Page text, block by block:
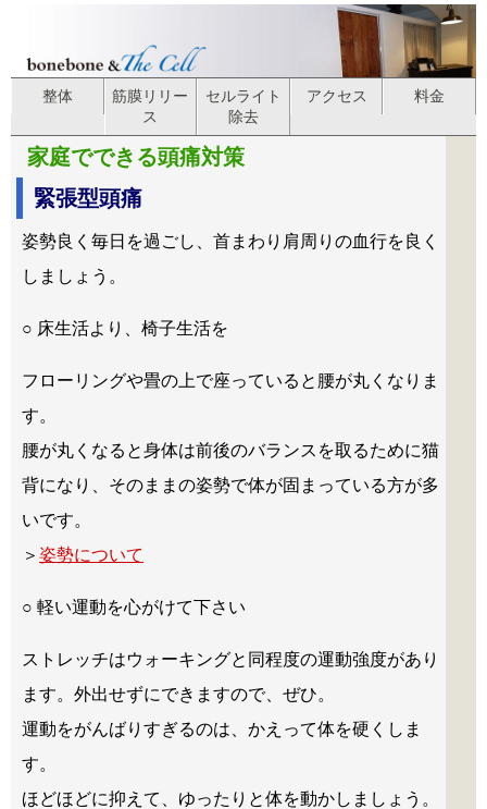
整体
筋膜リリー
ス
セルライト
除去
アクセス 料金
家庭でできる頭痛対策
緊張型頭痛
姿勢良く毎日を過ごし、首まわり肩周りの血行を良く
しましょう。
○ 床生活より、椅子生活を
フローリングや畳の上で座っていると腰が丸くなりま
す。
腰が丸くなると身体は前後のバランスを取るために猫
背になり、そのままの姿勢で体が固まっている方が多
いです。
＞ 姿勢について
○ 軽い運動を心がけて下さい
ストレッチはウォーキングと同程度の運動強度があり
ます。外出せずにできますので、ぜひ。
運動をがんばりすぎるのは、かえって体を硬くしま
す。
ほどほどに抑えて、ゆったりと体を動かしましょう。